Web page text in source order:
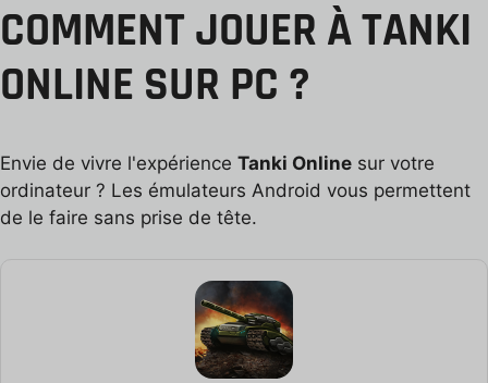
COMMENT JOUER À TANKI
ONLINE SUR PC ?
Envie de vivre l'expérience Tanki Online sur votre
ordinateur ? Les émulateurs Android vous permettent
de le faire sans prise de tête.